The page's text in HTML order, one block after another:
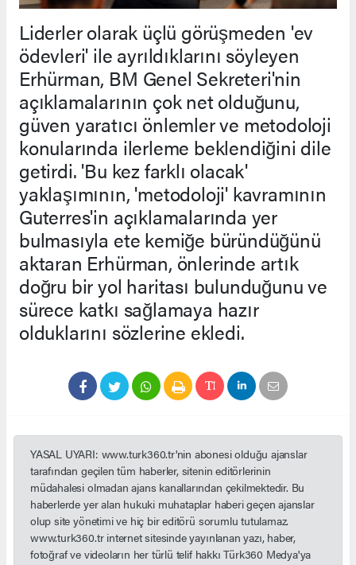
Liderler olarak üçlü görüşmeden 'ev
ödevleri' ile ayrıldıklarını söyleyen
Erhürman, BM Genel Sekreteri'nin
açıklamalarının çok net olduğunu,
güven yaratıcı önlemler ve metodoloji
konularında ilerleme beklendiğini dile
getirdi. 'Bu kez farklı olacak'
yaklaşımının, 'metodoloji' kavramının
Guterres'in açıklamalarında yer
bulmasıyla ete kemiğe büründüğünü
aktaran Erhürman, önlerinde artık
doğru bir yol haritası bulunduğunu ve
sürece katkı sağlamaya hazır
olduklarını sözlerine ekledi.
YASAL UYARI: www.turk360.tr'nin abonesi olduğu ajanslar
tarafından geçilen tüm haberler, sitenin editörlerinin
müdahalesi olmadan ajans kanallarından çekilmektedir. Bu
haberlerde yer alan hukuki muhataplar haberi geçen ajanslar
olup site yönetimi ve hiç bir editörü sorumlu tutulamaz.
www.turk360.tr internet sitesinde yayınlanan yazı, haber,
fotoğraf ve videoların her türlü telif hakkı Türk360 Medya'ya